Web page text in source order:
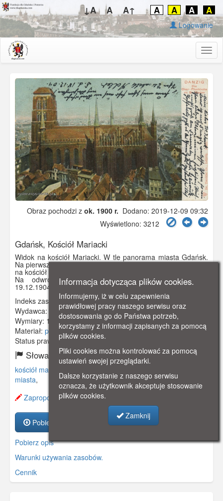
↓A A A↑ A A A A
Logowanie
Obraz pochodzi z ok. 1900 r. Dodano: 2019-12-09 09:32
Wyświetlono: 3212
Gdańsk, Kościół Mariacki
Widok na kościół Mariacki. W tle panorama miasta Gdańsk.
Na pierwszym planie dachy kamienic. Prawdopodobnie widok
na kościół z wieży Ratusza Głównego Miasta.
Na odwrocie pocztówki pieczątka pocztowa z datą
19.12.1904 r.
Indeks zasobu:GSP02169
Wydawca:
Dr. Trenkler Co., Leipzig
Wymiary: 140 x 90 mm
Materiał: pocztówka
Status prawny:Użycie Niekomercyjne
Słowa kluczowe:
kościół mariacki
miasta,
Zaproponuj zmianę opisu.
Pobierz zasób
Pobierz opis
Warunki używania zasobów.
Cennik
Informacja dotycząca plików cookies.
Informujemy, iż w celu zapewnienia
prawidłowej pracy naszego serwisu oraz
dostosowania go do Państwa potrzeb,
korzystamy z informacji zapisanych za pomocą
plików cookies.
Pliki cookies można kontrolować za pomocą
ustawień swojej przeglądarki.
Dalsze korzystanie z naszego serwisu
oznacza, że użytkownik akceptuje stosowanie
plików cookies.
Zamknij